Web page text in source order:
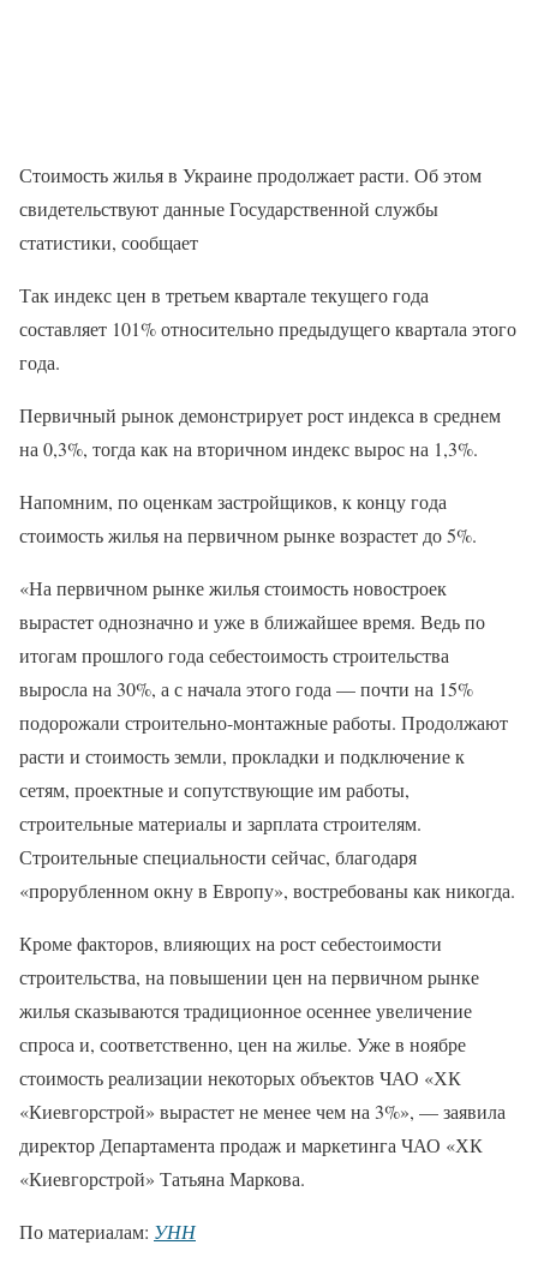
Стоимость жилья в Украине продолжает расти. Об этом
свидетельствуют данные Государственной службы
статистики, сообщает
Так индекс цен в третьем квартале текущего года
составляет 101% относительно предыдущего квартала этого
года.
Первичный рынок демонстрирует рост индекса в среднем
на 0,3%, тогда как на вторичном индекс вырос на 1,3%.
Напомним, по оценкам застройщиков, к концу года
стоимость жилья на первичном рынке возрастет до 5%.
«На первичном рынке жилья стоимость новостроек
вырастет однозначно и уже в ближайшее время. Ведь по
итогам прошлого года себестоимость строительства
выросла на 30%, а с начала этого года — почти на 15%
подорожали строительно-монтажные работы. Продолжают
расти и стоимость земли, прокладки и подключение к
сетям, проектные и сопутствующие им работы,
строительные материалы и зарплата строителям.
Строительные специальности сейчас, благодаря
«прорубленном окну в Европу», востребованы как никогда.
Кроме факторов, влияющих на рост себестоимости
строительства, на повышении цен на первичном рынке
жилья сказываются традиционное осеннее увеличение
спроса и, соответственно, цен на жилье. Уже в ноябре
стоимость реализации некоторых объектов ЧАО «ХК
«Киевгорстрой» вырастет не менее чем на 3%», — заявила
директор Департамента продаж и маркетинга ЧАО «ХК
«Киевгорстрой» Татьяна Маркова.
По материалам: УНН